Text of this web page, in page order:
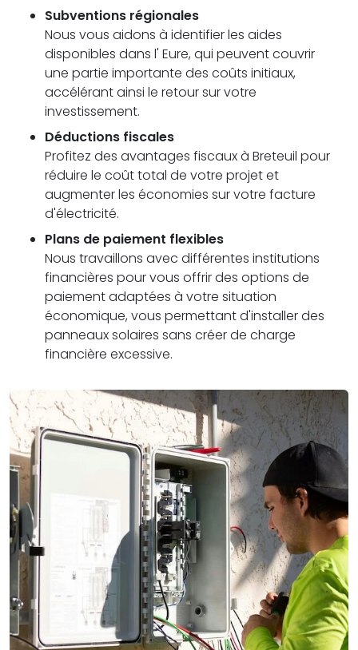
Subventions régionales
Nous vous aidons à identifier les aides
disponibles dans l' Eure, qui peuvent couvrir
une partie importante des coûts initiaux,
accélérant ainsi le retour sur votre
investissement.
Déductions fiscales
Profitez des avantages fiscaux à Breteuil pour
réduire le coût total de votre projet et
augmenter les économies sur votre facture
d'électricité.
Plans de paiement flexibles
Nous travaillons avec différentes institutions
financières pour vous offrir des options de
paiement adaptées à votre situation
économique, vous permettant d'installer des
panneaux solaires sans créer de charge
financière excessive.